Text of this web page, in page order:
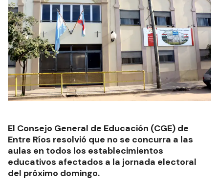
El Consejo General de Educación (CGE) de
Entre Ríos resolvió que no se concurra a las
aulas en todos los establecimientos
educativos afectados a la jornada electoral
del próximo domingo.